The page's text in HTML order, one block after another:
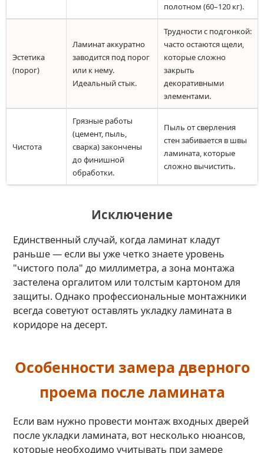
полотном (60–120 кг).
Эстетика
(порог)
Ламинат аккуратно
заводится под порог
или к нему.
Идеальный стык.
Трудности с подгонкой:
часто остаются щели,
которые сложно
закрыть
декоративными
элементами.
Чистота
Грязные работы
(цемент, пыль,
сварка) закончены
до финишной
обработки.
Пыль от сверления
стен забивается в швы
ламината, которые
сложно вычистить.
Исключение
Единственный случай, когда ламинат кладут
раньше — если вы уже четко знаете уровень
"чистого пола" до миллиметра, а зона монтажа
застелена оргалитом или толстым картоном для
защиты. Однако профессиональные монтажники
всегда советуют оставлять укладку ламината в
коридоре на десерт.
Особенности замера дверного
проема после ламината
Если вам нужно провести монтаж входных дверей
после укладки ламината, вот несколько нюансов,
которые необходимо учитывать при замере